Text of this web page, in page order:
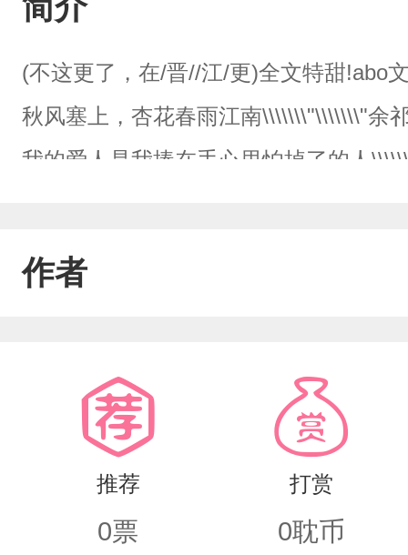
简介
(不这更了，在/晋//江/更)全文特甜!abo
秋风塞上，杏花春雨江南\\\\\\\"\\\\\\\"余
我的爱人是我捧在手心里怕掉了的人
作者
推荐
0票
打赏
0耽币